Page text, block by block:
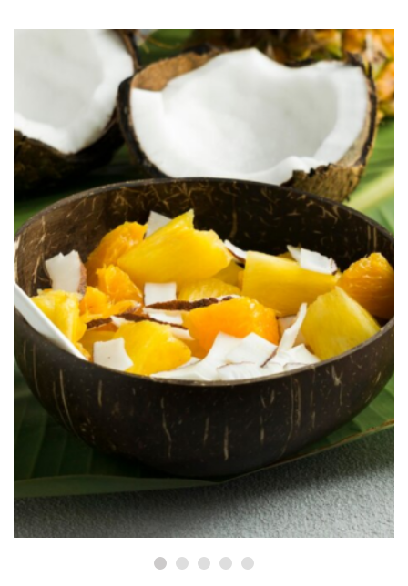
BLOGS
Những Loại Trái Cây Kết Hợp Hài
Hòa Với Hương Đào
Tháng Mười 29, 2024